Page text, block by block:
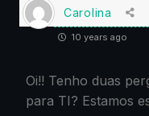
Carolina
10 years ago
Oi!! Tenho duas
para TI? Estamos